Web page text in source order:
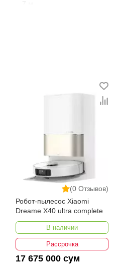
(0 Отзывов)
Робот-пылесос Xiaomi
Dreame X40 ultra complete
В наличии
Рассрочка
17 675 000 сум